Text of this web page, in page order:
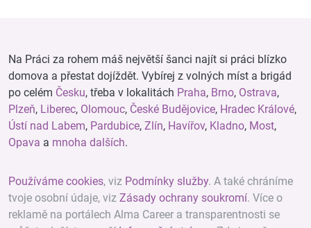
Na Práci za rohem máš největší šanci najít si práci blízko
domova a přestat dojíždět. Vybírej z volných míst a brigád
po celém Česku, třeba v lokalitách Praha, Brno, Ostrava,
Plzeň, Liberec, Olomouc, České Budějovice, Hradec Králové,
Ústí nad Labem, Pardubice, Zlín, Havířov, Kladno, Most,
Opava a mnoha dalších.
Používáme cookies, viz Podmínky služby. A také chráníme
tvoje osobní údaje, viz Zásady ochrany soukromí. Více o
reklamě na portálech Alma Career a transparentnosti se